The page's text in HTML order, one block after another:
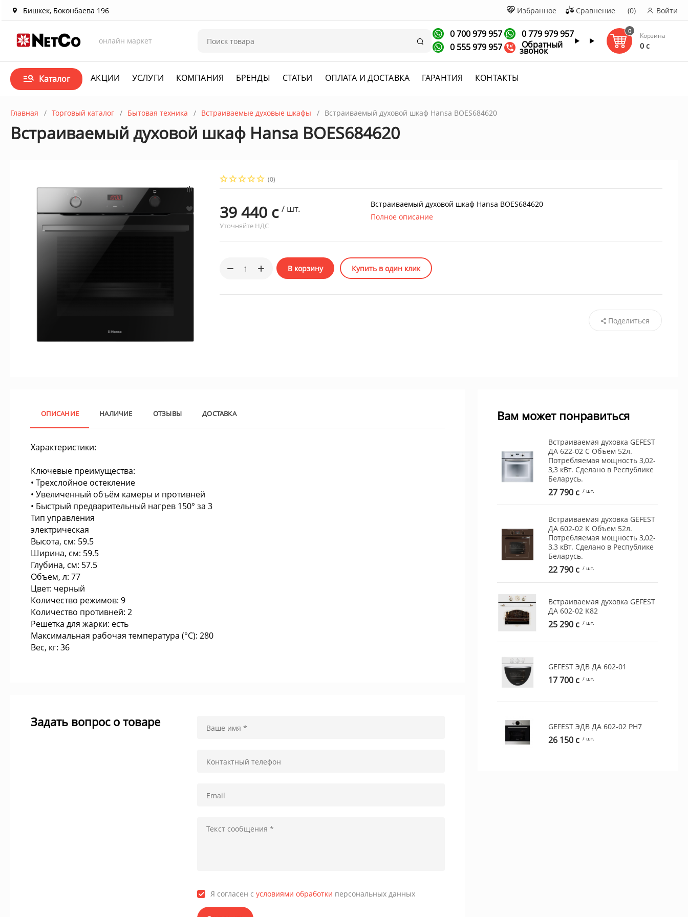
Бишкек, Боконбаева 196 Избранное Сравнение (0) Войти
онлайн маркет Поиск
0 700 979 957
0 555 979 957
0 779 979 957
Обратный
звонок
0
Корзина
0 c
Каталог АКЦИИ УСЛУГИ КОМПАНИЯ БРЕНДЫ СТАТЬИ ОПЛАТА И ДОСТАВКА ГАРАНТИЯ КОНТАКТЫ
Главная Торговый каталог Бытовая техника Встраиваемые духовые шкафы Встраиваемый духовой шкаф Hansa BOES684620
Встраиваемый духовой шкаф Hansa BOES684620
(0)
39 440 c / шт.
Уточняйте НДС
Встраиваемый духовой шкаф Hansa BOES684620
Полное описание
В корзину Купить в один клик
Поделиться
ОПИСАНИЕ НАЛИЧИЕ ОТЗЫВЫ ДОСТАВКА
Характеристики:
Ключевые преимущества:
• Трехслойное остекление
• Увеличенный объём камеры и противней
• Быстрый предварительный нагрев 150° за 3
Тип управления
электрическая
Высота, см: 59.5
Ширина, см: 59.5
Глубина, см: 57.5
Объем, л: 77
Цвет: черный
Количество режимов: 9
Количество противней: 2
Решетка для жарки: есть
Максимальная рабочая температура (°C): 280
Вес, кг: 36
Задать вопрос о товаре
Я согласен сусловиями обработки персональных данных
Вам может понравиться
Встраиваемая духовка GEFEST
ДА 622-02 С Объем 52л.
Потребляемая мощность 3,02-
3,3 кВт. Сделано в Республике
Беларусь.
27 790 c / шт.
Встраиваемая духовка GEFEST
ДА 602-02 К Объем 52л.
Потребляемая мощность 3,02-
3,3 кВт. Сделано в Республике
Беларусь.
22 790 c / шт.
Встраиваемая духовка GEFEST
ДА 602-02 К82
25 290 c / шт.
GEFEST ЭДВ ДА 602-01
17 700 c / шт.
GEFEST ЭДВ ДА 602-02 РH7
26 150 c / шт.